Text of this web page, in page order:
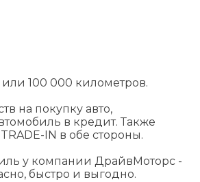
или 100 000 километров.
на покупку авто,
в кредит. Также
IN в обе стороны.
у компании ДрайвМоторс -
быстро и выгодно.